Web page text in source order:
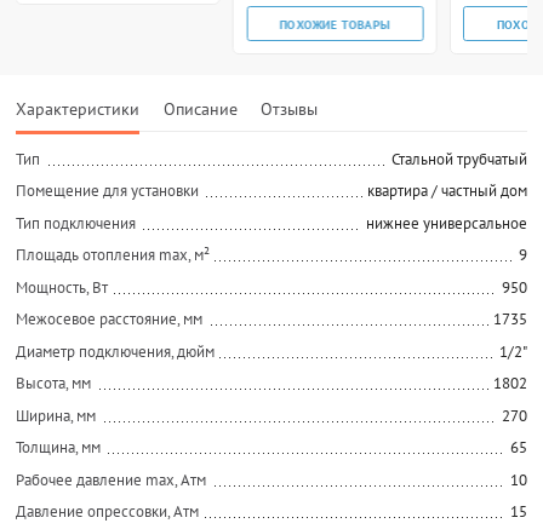
ПОХОЖИЕ ТОВАРЫ
Характеристики Описание Отзывы
Тип
Стальной трубчатый
Помещение для установки
квартира / частный дом
Тип подключения
нижнее универсальное
Площадь отопления max, м²
9
Мощность, Вт
950
Межосевое расстояние, мм
1735
Диаметр подключения, дюйм
1/2"
Высота, мм
1802
Ширина, мм
270
Толщина, мм
65
Рабочее давление max, Атм
10
Давление опрессовки, Атм
15